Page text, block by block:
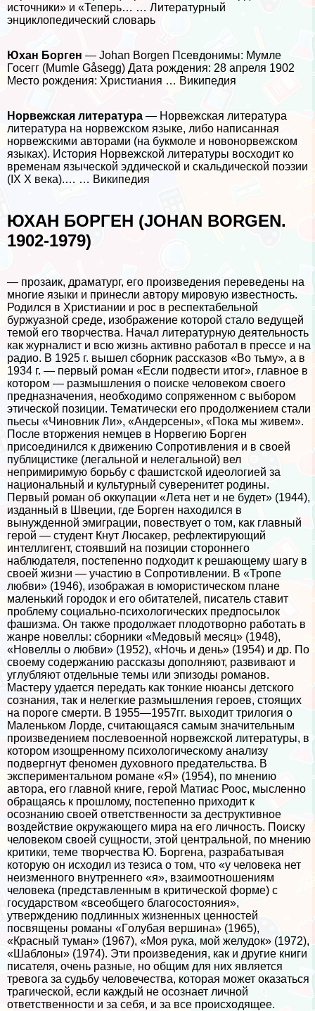
источники» и «Теперь… … Литературный
энциклопедический словарь
Юхан Борген — Johan Borgen Псевдонимы: Мумле
Госегг (Mumle Gåsegg) Дата рождения: 28 апреля 1902
Место рождения: Христиания … Википедия
Норвежская литература — Норвежская литература
литература на норвежском языке, либо написанная
норвежскими авторами (на букмоле и новонорвежском
языках). История Норвежской литературы восходит ко
временам языческой эддической и скальдической поэзии
(IX X века).… … Википедия
ЮХАН БОРГЕН (JOHAN BORGEN.
1902-1979)
— прозаик, драматург, его произведения переведены на
многие языки и принесли автору мировую известность.
Родился в Христиании и рос в респектабельной
буржуазной среде, изображение которой стало ведущей
темой его творчества. Начал литературную деятельность
как журналист и всю жизнь активно работал в прессе и на
радио. В 1925 г. вышел сборник рассказов «Во тьму», а в
1934 г. — первый роман «Если подвести итог», главное в
котором — размышления о поиске человеком своего
предназначения, необходимо сопряженном с выбором
этической позиции. Тематически его продолжением стали
пьесы «Чиновник Ли», «Андерсены», «Пока мы живем».
После вторжения немцев в Норвегию Борген
присоединился к движению Сопротивления и в своей
публицистике (легальной и нелегальной) вел
непримиримую борьбу с фашистской идеологией за
национальный и культурный суверенитет родины.
Первый роман об оккупации «Лета нет и не будет» (1944),
изданный в Швеции, где Борген находился в
вынужденной эмиграции, повествует о том, как главный
герой — студент Кнут Люсакер, рефлектирующий
интеллигент, стоявший на позиции стороннего
наблюдателя, постепенно подходит к решающему шагу в
своей жизни — участию в Сопротивлении. В «Тропе
любви» (1946), изображая в юмористическом плане
маленький городок и его обитателей, писатель ставит
проблему социально-психологических предпосылок
фашизма. Он также продолжает плодотворно работать в
жанре новеллы: сборники «Медовый месяц» (1948),
«Новеллы о любви» (1952), «Ночь и день» (1954) и др. По
своему содержанию рассказы дополняют, развивают и
углубляют отдельные темы или эпизоды романов.
Мастеру удается передать как тонкие нюансы детского
сознания, так и нелегкие размышления героев, стоящих
на пороге cмepти. В 1955—1957гг. выходит трилогия о
Маленьком Лорде, считающаяся самым значительным
произведением послевоенной норвежской литературы, в
котором изощренному психологическому анализу
подвергнут феномен духовного предательства. В
экспериментальном романе «Я» (1954), по мнению
автора, его главной книге, герой Матиас Роос, мысленно
обращаясь к прошлому, постепенно приходит к
осознанию своей ответственности за деструктивное
воздействие окружающего мира на его личность. Поиску
человеком своей сущности, этой центральной, по мнению
критики, теме творчества Ю. Боргена, разpaбатывая
которую он исходил из тезиса о том, что «у человека нет
неизменного внутреннего «я», взаимоотношениям
человека (представленным в критической форме) с
государством «всеобщего благосостояния»,
утверждению подлинных жизненных ценностей
посвящены романы «Гoлyбая вершина» (1965),
«Красный туман» (1967), «Моя рука, мой желудок» (1972),
«Шаблоны» (1974). Эти произведения, как и другие книги
писателя, очень разные, но общим для них является
тревога за судьбу человечества, которая может оказаться
трагической, если каждый не осознает личной
ответственности и за себя, и за все происходящее.